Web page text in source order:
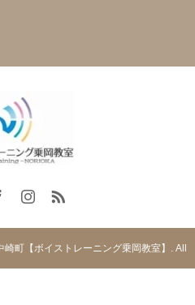
町【ボイストレーニング乗岡教室】. All